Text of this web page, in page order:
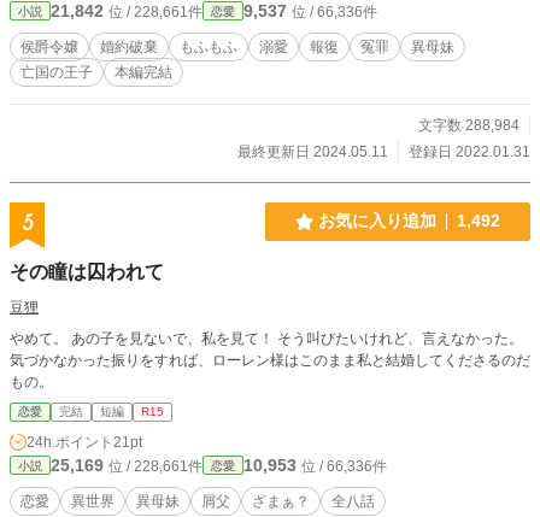
の美貌以外はまったくの無能だった。何の教養もない娘を王太子の婚約者にしよ
うとしたと王家の怒りを買ってしまう。王太子とヴィオレットの醜態によりその
信用を著しく落としてしまった王家とセルトン侯爵家はそれを払拭するために密
約を交わす。それは「アンジェルが王子との婚約を拒否し、嫌がる妹を無理やり
尻拭いを一人でさせられる事になってしまう。 その罪状は…塔に棲む魔物の生
け贄になる、ということだった――
小説 21,842 位 / 228,661件 恋愛 9,537 位 / 66,336件
侯爵令嬢 婚約破棄 もふもふ 溺愛 報復 冤罪
異母妹
亡国の王子
本編完結
文字数 288,984
最終更新日 2024.05.11
登録日 2022.01.31
5 お気に入り追加 1,492
その瞳は囚われて
豆狸
やめて。 あの子を見ないで、私を見て！ そう叫びたいけれど、言えなかった。
気づかなかった振りをすれば、ローレン様はこのまま私と結婚してくださるのだ
もの。
恋愛 完結 短編 R15
24h.ポイント 21pt
小説 25,169 位 / 228,661件 恋愛 10,953 位 / 66,336件
恋愛 異世界 異母妹 屑父 ざまぁ？ 全八話